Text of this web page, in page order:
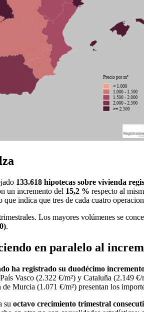
133.618 hipotecas sobre vivienda
un incremento del 15,2 % respecto al
que indica que tres de cada cuatro
Los mayores volúmenes se
.
en paralelo al
ha registrado su duodécimo
Vasco (2.322 €/m²) y Cataluña (2.149
Murcia (1.071 €/m²) presentan los
suoctavo crecimiento trimestral